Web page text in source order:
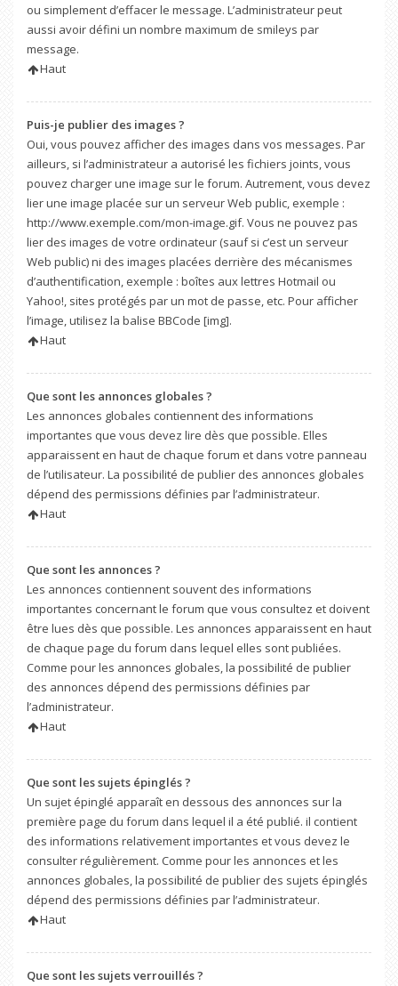
ou simplement d’effacer le message. L’administrateur peut
aussi avoir défini un nombre maximum de smileys par
message.
Haut
Puis-je publier des images ?
Oui, vous pouvez afficher des images dans vos messages. Par
ailleurs, si l’administrateur a autorisé les fichiers joints, vous
pouvez charger une image sur le forum. Autrement, vous devez
lier une image placée sur un serveur Web public, exemple :
http://www.exemple.com/mon-image.gif. Vous ne pouvez pas
lier des images de votre ordinateur (sauf si c’est un serveur
Web public) ni des images placées derrière des mécanismes
d’authentification, exemple : boîtes aux lettres Hotmail ou
Yahoo!, sites protégés par un mot de passe, etc. Pour afficher
l’image, utilisez la balise BBCode [img].
Haut
Que sont les annonces globales ?
Les annonces globales contiennent des informations
importantes que vous devez lire dès que possible. Elles
apparaissent en haut de chaque forum et dans votre panneau
de l’utilisateur. La possibilité de publier des annonces globales
dépend des permissions définies par l’administrateur.
Haut
Que sont les annonces ?
Les annonces contiennent souvent des informations
importantes concernant le forum que vous consultez et doivent
être lues dès que possible. Les annonces apparaissent en haut
de chaque page du forum dans lequel elles sont publiées.
Comme pour les annonces globales, la possibilité de publier
des annonces dépend des permissions définies par
l’administrateur.
Haut
Que sont les sujets épinglés ?
Un sujet épinglé apparaît en dessous des annonces sur la
première page du forum dans lequel il a été publié. il contient
des informations relativement importantes et vous devez le
consulter régulièrement. Comme pour les annonces et les
annonces globales, la possibilité de publier des sujets épinglés
dépend des permissions définies par l’administrateur.
Haut
Que sont les sujets verrouillés ?